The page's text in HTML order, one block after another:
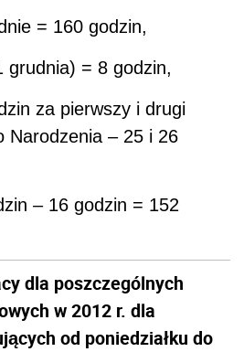
= 160 godzin,
grudnia) = 8 godzin,
za pierwszy i drugi
Narodzenia – 25 i 26
– 16 godzin = 152
dla poszczególnych
w 2012 r. dla
od poniedziałku do